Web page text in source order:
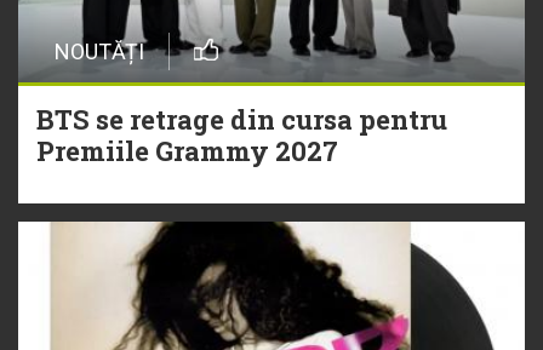
NOUTĂȚI
BTS se retrage din cursa pentru
Premiile Grammy 2027